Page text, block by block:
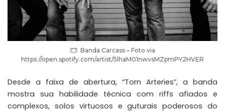
Banda Carcass – Foto via
https://open.spotify.com/artist/5lhaM01nwvsMZpmPY2HVER
Desde a faixa de abertura, “Torn Arteries”, a banda
mostra sua habilidade técnica com riffs afiados e
complexos, solos virtuosos e guturais poderosos do